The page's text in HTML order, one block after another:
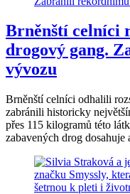
Brněnští celníci
drogový gang.
vývozu
Brněnští celníci odhalili
zabránili historicky
přes 115 kilogramů této
zabavených drog dosahuje